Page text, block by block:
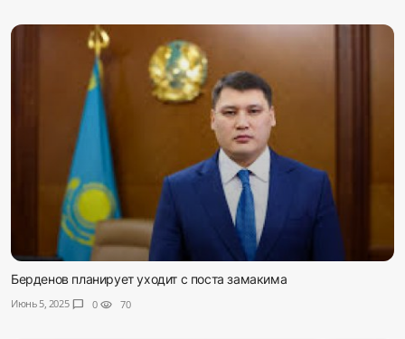
Берденов планирует уходит с поста замакима
Июнь 5, 2025 chat_bubble 0 visibility 70